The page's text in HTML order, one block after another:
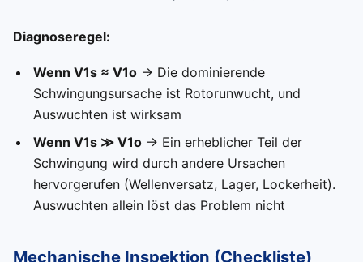
Diagnoseregel:
Wenn V1s ≈ V1o→ Die dominierende
Schwingungsursache ist Rotorunwucht, und
Auswuchten ist wirksam
Wenn V1s ≫ V1o→ Ein erheblicher Teil der
Schwingung wird durch andere Ursachen
hervorgerufen (Wellenversatz, Lager, Lockerheit).
Auswuchten allein löst das Problem nicht
Mechanische Inspektion (Checkliste)